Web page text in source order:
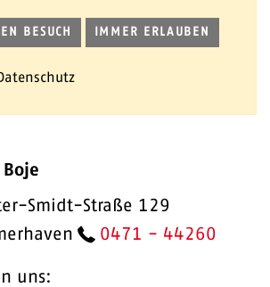
BESUCH IMMER ERLAUBEN
Smidt-Straße 129
0471 - 44260
uns: